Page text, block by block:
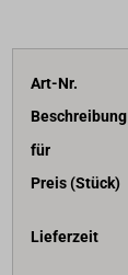
Art-Nr.
Beschreibung
für
Preis (Stück)
Lieferzeit